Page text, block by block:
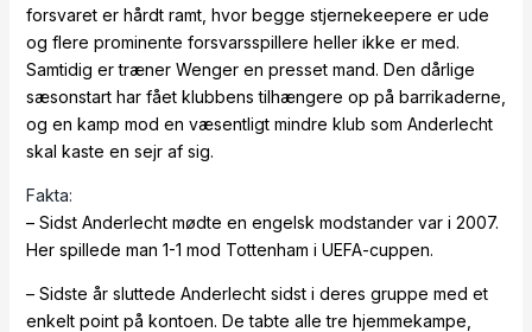
forsvaret er hårdt ramt, hvor begge stjernekeepere er ude
og flere prominente forsvarsspillere heller ikke er med.
Samtidig er træner Wenger en presset mand. Den dårlige
sæsonstart har fået klubbens tilhængere op på barrikaderne,
og en kamp mod en væsentligt mindre klub som Anderlecht
skal kaste en sejr af sig.
Fakta:
– Sidst Anderlecht mødte en engelsk modstander var i 2007.
Her spillede man 1-1 mod Tottenham i UEFA-cuppen.
– Sidste år sluttede Anderlecht sidst i deres gruppe med et
enkelt point på kontoen. De tabte alle tre hjemmekampe,